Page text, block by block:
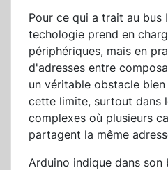
Pour ce qui a trait au bus
techologie prend en
périphériques, mais en
d'adresses entre
un véritable obstacle
cette limite, surtout dans
complexes où plusieurs
partagent la même
Arduino indique dans son